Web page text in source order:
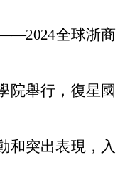
全球浙商
院舉行，復星國
和突出表現，入